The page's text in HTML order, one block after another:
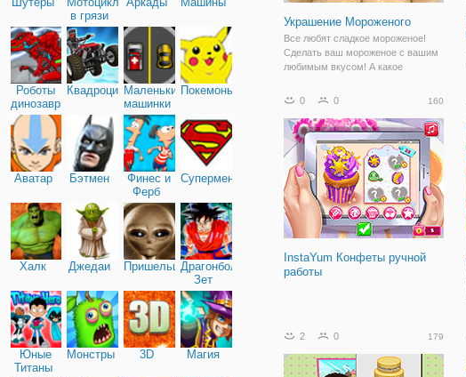
в грязи
Роботы
динозавры
КвадроциклыМаленькие
машинки
Покемоны
Аватар Бэтмен
Финес и
Ферб
Супермен
Халк Джедаи ПришельцыДрагонболл
Зет
Юные
Титаны
Монстры 3D Магия
Украшение Мороженого
Все любят сладкое мороженое!
Сделать ваш мороженое с вашим
любимым вкусом! А какое
сегодня? Многие ингредиенты для
забрать некоторые свежие
фрукты... в конце игры,
0 0 160
InstaYum Конфеты ручной
работы
2 0 179